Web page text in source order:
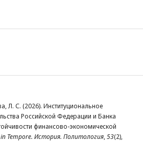
Л. С. (2026). Институциональное
Российской Федерации и Банка
финансово-экономической
in Tempore. История. Политология,53(2),